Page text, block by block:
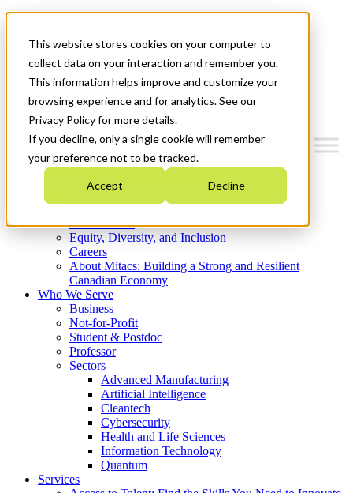
This website stores cookies on your computer to
collect data on your interaction and remember you.
This information helps improve and customize your
browsing experience and for analytics. See our
Privacy Policy for more details.
If you decline, only a single cookie will remember
your preference not to be tracked.
Accept Decline
News & Events
Get Started
Menu
Who We Are
Strategic Plan 2026-2030
What We Do
Equity, Diversity, and Inclusion
Careers
About Mitacs: Building a Strong and Resilient
Canadian Economy
Who We Serve
Business
Not-for-Profit
Student & Postdoc
Professor
Sectors
Advanced Manufacturing
Artificial Intelligence
Cleantech
Cybersecurity
Health and Life Sciences
Information Technology
Quantum
Services